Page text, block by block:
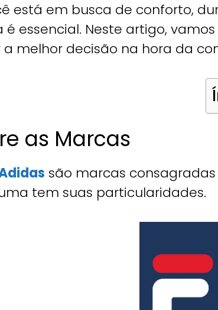
está em busca de conforto,
é essencial. Neste artigo,
melhor decisão na hora da
as Marcas
são marcas
tem suas particularidades.